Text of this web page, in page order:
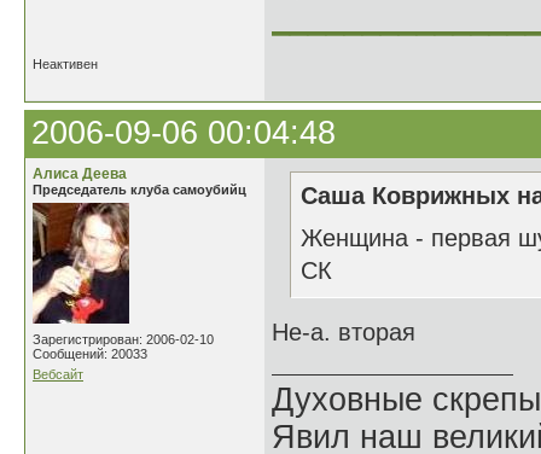
Неактивен
2006-09-06 00:04:48
Алиса Деева
Председатель клуба самоубийц
Зарегистрирован: 2006-02-10
Сообщений: 20033
Вебсайт
Саша Коврижных
Женщина - первая
СК
Не-а. вторая
Духовные
Явил наш